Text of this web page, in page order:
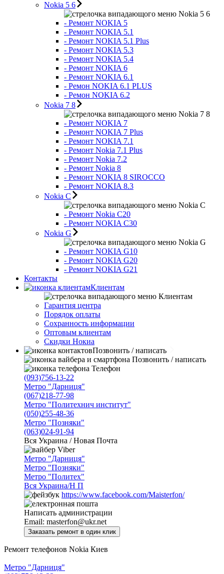
Nokia 5 6
Nokia 5 6
- Ремонт NOKIA 5
- Ремонт NOKIA 5.1
- Ремонт NOKIA 5.1 Plus
- Ремонт NOKIA 5.3
- Ремонт NOKIA 5.4
- Ремонт NOKIA 6
- Ремонт NOKIA 6.1
- Ремон NOKIA 6.1 PLUS
- Ремон NOKIA 6.2
Nokia 7 8
Nokia 7 8
- Ремонт NOKIA 7
- Ремонт NOKIA 7 Plus
- Ремонт NOKIA 7.1
- Ремонт Nokia 7.1 Plus
- Ремонт Nokia 7.2
- Ремонт Nokia 8
- Ремонт NOKIA 8 SIROCCO
- Ремонт NOKIA 8.3
Nokia C
Nokia C
- Ремонт Nokia С20
- Ремонт NOKIA C30
Nokia G
Nokia G
- Ремонт NOKIA G10
- Ремонт NOKIA G20
- Ремонт NOKIA G21
Контакты
Клиентам
Клиентам
Гарантия центра
Порядок оплаты
Сохранность информации
Оптовым клиентам
Скидки Нокиа
Позвонить / написать
Позвонить / написать
Телефон
(093)756-13-22
Метро "Дарниця"
(067)218-77-98
Метро "Политехнич институт"
(050)255-48-36
Метро "Позняки"
(063)024-91-94
Вся Украина / Новая Почта
Viber
Метро "Дарниця"
Метро "Позняки"
Метро "Политех"
Вся Украина/Н П
https://www.facebook.com/Maisterfon/
Написать администрации
Email: masterfon@ukr.net
Ремонт телефонов Nokia Киев
Метро "Дарниця"